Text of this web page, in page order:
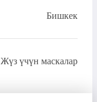
Бишкек
Жүз үчүн маскалар